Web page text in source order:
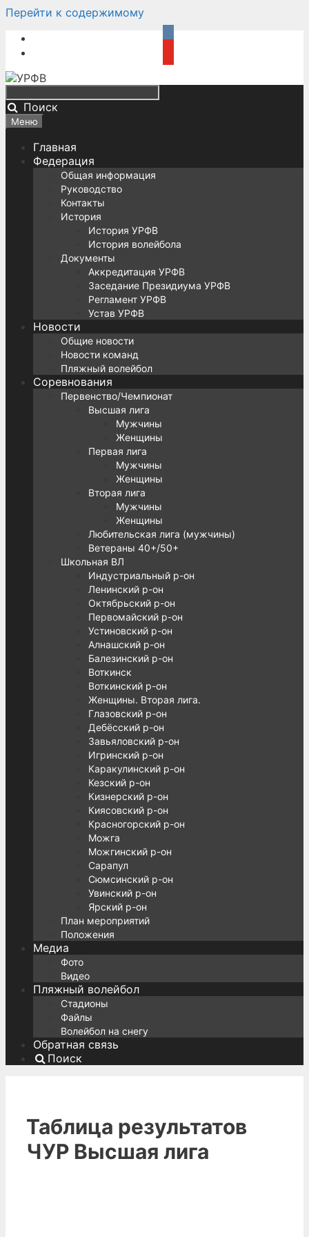
Перейти к содержимому
Поиск
Меню
Главная
Федерация
Общая информация
Руководство
Контакты
История
История УРФВ
История волейбола
Документы
Аккредитация УРФВ
Заседание Президиума УРФВ
Регламент УРФВ
Устав УРФВ
Новости
Общие новости
Новости команд
Пляжный волейбол
Соревнования
Первенство/Чемпионат
Высшая лига
Мужчины
Женщины
Первая лига
Мужчины
Женщины
Вторая лига
Мужчины
Женщины
Любительская лига (мужчины)
Ветераны 40+/50+
Школьная ВЛ
Индустриальный р-он
Ленинский р-он
Октябрьский р-он
Первомайский р-он
Устиновский р-он
Алнашский р-он
Балезинский р-он
Воткинск
Воткинский р-он
Женщины. Вторая лига.
Глазовский р-он
Дебёсский р-он
Завьяловский р-он
Игринский р-он
Каракулинский р-он
Кезский р-он
Кизнерский р-он
Киясовский р-он
Красногорский р-он
Можга
Можгинский р-он
Сарапул
Сюмсинский р-он
Увинский р-он
Ярский р-он
План мероприятий
Положения
Медиа
Фото
Видео
Пляжный волейбол
Стадионы
Файлы
Волейбол на снегу
Обратная связь
Поиск
Таблица результатов
ЧУР Высшая лига